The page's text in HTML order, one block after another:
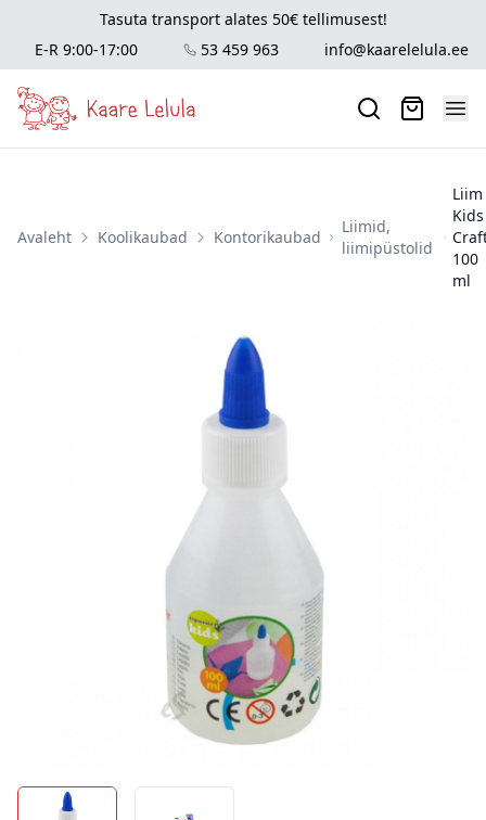
Tasuta transport alates 50€ tellimusest!
E-R 9:00-17:00
53 459 963 info@kaarelelula.ee
Avaleht Koolikaubad Kontorikaubad
Liimid,
liimipüstolid
Liim
Kids
100
ml